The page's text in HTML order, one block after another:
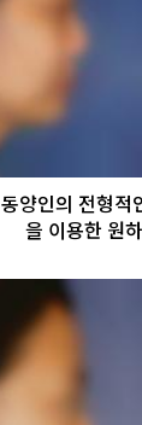
동양인의 전형적
을 이용한 원